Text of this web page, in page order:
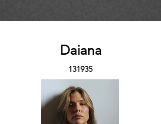
Daiana
131935